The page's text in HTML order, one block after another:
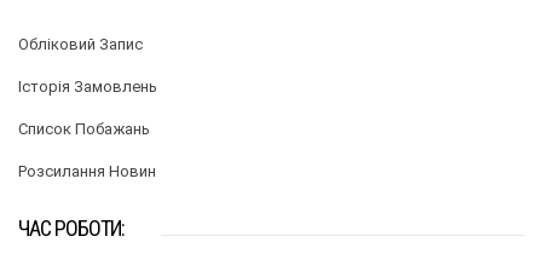
Обліковий Запис
Історія Замовлень
Список Побажань
Розсилання Новин
ЧАС РОБОТИ: